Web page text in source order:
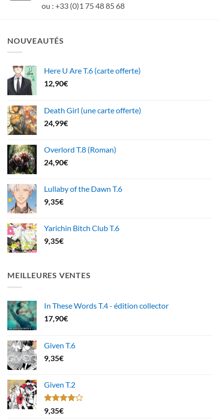
ou : +33 (0)1 75 48 85 68
NOUVEAUTÉS
Here U Are T.6 (carte offerte)
12,90€
Death Girl (une carte offerte)
24,99€
Overlord T.8 (Roman)
24,90€
Lullaby of the Dawn T.6
9,35€
Yarichin Bitch Club T.6
9,35€
MEILLEURES VENTES
In These Words T.4 - édition collector
17,90€
Given T.6
9,35€
Given T.2
Note
4.00
9,35€